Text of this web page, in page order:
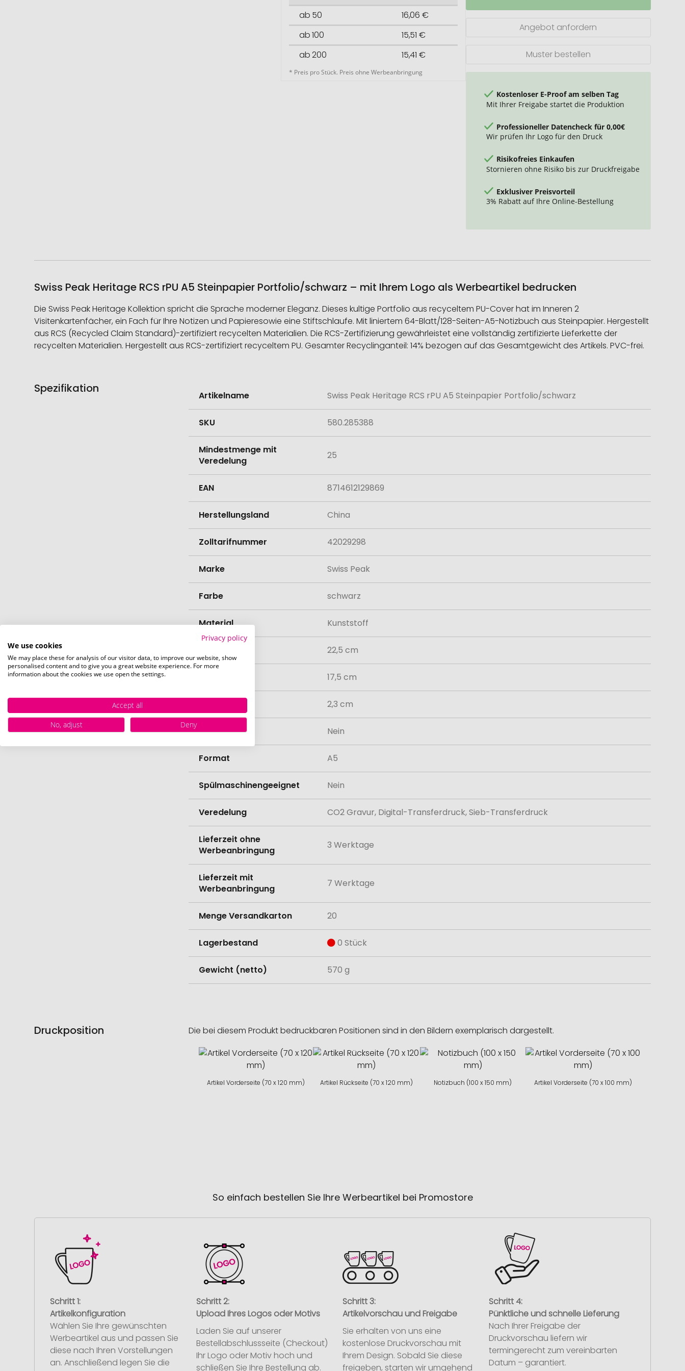
ab 50
16,06 €
ab 100
15,51 €
ab 200
15,41 €
* Preis pro Stück. Preis ohne Werbeanbringung
RCS
Angebot anfordern
Muster bestellen
Kostenloser E-Proof am selben Tag
Mit Ihrer Freigabe startet die Produktion
Professioneller Datencheck für 0,00€
Wir prüfen Ihr Logo für den Druck
Risikofreies Einkaufen
Stornieren ohne Risiko bis zur Druckfreigabe
Exklusiver Preisvorteil
3% Rabatt auf Ihre Online-Bestellung
Swiss Peak Heritage RCS rPU A5 Steinpapier Portfolio/schwarz – mit Ihrem Logo als Werbeartikel bedrucken
Die Swiss Peak Heritage Kollektion spricht die Sprache moderner Eleganz. Dieses kultige Portfolio aus recyceltem PU-Cover hat im Inneren 2
Visitenkartenfächer, ein Fach für Ihre Notizen und Papieresowie eine Stiftschlaufe. Mit liniertem 64-Blatt/128-Seiten-A5-Notizbuch aus Steinpapier. Hergestellt
aus RCS (Recycled Claim Standard)-zertifiziert recycelten Materialien. Die RCS-Zertifizierung gewährleistet eine vollständig zertifizierte Lieferkette der
recycelten Materialien. Hergestellt aus RCS-zertifiziert recyceltem PU. Gesamter Recyclinganteil: 14% bezogen auf das Gesamtgewicht des Artikels. PVC-frei.
Spezifikation
Informationen
Artikelname Swiss Peak Heritage RCS rPU A5 Steinpapier Portfolio/schwarz
SKU 580.285388
Mindestmenge mit
Veredelung
25
EAN 8714612129869
Herstellungsland China
Zolltarifnummer 42029298
Marke Swiss Peak
Farbe schwarz
Material Kunststoff
22,5 cm
17,5 cm
2,3 cm
Bio-Produkt Nein
Format A5
Spülmaschinengeeignet Nein
Veredelung CO2 Gravur, Digital-Transferdruck, Sieb-Transferdruck
Lieferzeit ohne
Werbeanbringung
3 Werktage
Lieferzeit mit
Werbeanbringung
7 Werktage
Menge Versandkarton 20
Lagerbestand 0 Stück
Gewicht (netto) 570 g
Druckposition Die bei diesem Produkt bedruckbaren Positionen sind in den Bildern exemplarisch dargestellt.
Artikel Vorderseite (70 x 120 mm) Artikel Rückseite (70 x 120 mm) Notizbuch (100 x 150 mm) Artikel Vorderseite (70 x 100 mm)
So einfach bestellen Sie Ihre Werbeartikel bei Promostore
Schritt 1:
Artikelkonfiguration
Wählen Sie Ihre gewünschten
Werbeartikel aus und passen Sie
diese nach Ihren Vorstellungen
an. Anschließend legen Sie die
Schritt 2:
Upload Ihres Logos oder Motivs
Laden Sie auf unserer
Bestellabschlussseite (Checkout)
Ihr Logo oder Motiv hoch und
schließen Sie Ihre Bestellung ab.
Schritt 3:
Artikelvorschau und Freigabe
Sie erhalten von uns eine
kostenlose Druckvorschau mit
Ihrem Design. Sobald Sie diese
freigeben, starten wir umgehend
Schritt 4:
Pünktliche und schnelle Lieferung
Nach Ihrer Freigabe der
Druckvorschau liefern wir
termingerecht zum vereinbarten
Datum – garantiert.
Privacy policy
We use cookies
We may place these for analysis of our visitor data, to improve our website, show
personalised content and to give you a great website experience. For more
information about the cookies we use open the settings.
Accept all
No, adjust
Deny